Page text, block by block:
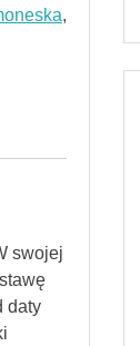
,
swojej
daty